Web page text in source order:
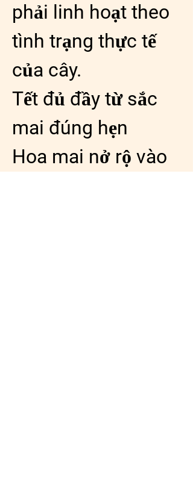
phải linh hoạt theo
tình trạng thực tế
của cây.
Tết đủ đầy từ sắc
mai đúng hẹn
Hoa mai nở rộ vào